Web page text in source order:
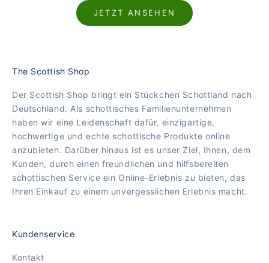
JETZT ANSEHEN
The Scottish Shop
Der Scottish Shop bringt ein Stückchen Schottland nach
Deutschland. Als schottisches Familienunternehmen
haben wir eine Leidenschaft dafür, einzigartige,
hochwertige und echte schottische Produkte online
anzubieten. Darüber hinaus ist es unser Ziel, Ihnen, dem
Kunden, durch einen freundlichen und hilfsbereiten
schottischen Service ein Online-Erlebnis zu bieten, das
Ihren Einkauf zu einem unvergesslichen Erlebnis macht.
Kundenservice
Kontakt